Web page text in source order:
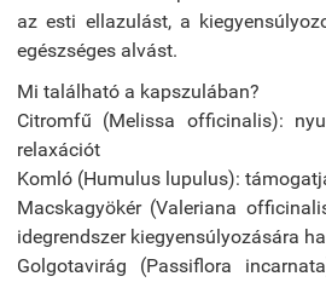
az esti ellazulást, a
egészséges alvást.
Mi található a kapszulában?
Citromfű (Melissa officinalis):
relaxációt
Komló (Humulus lupulus):
Macskagyökér (Valeriana
idegrendszer kiegyensúlyozására
Golgotavirág (Passiflora